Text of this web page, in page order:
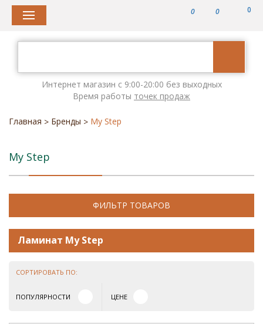
0 0 0
Интернет магазин с 9:00-20:00 без выходных
Время работы точек продаж
Главная > Бренды > My Step
My Step
ФИЛЬТР ТОВАРОВ
Ламинат My Step
СОРТИРОВАТЬ ПО:
ПОПУЛЯРНОСТИ ЦЕНЕ